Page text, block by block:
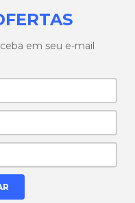
em seu e-mail